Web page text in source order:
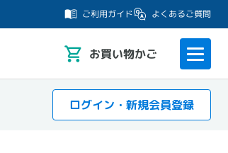
ご利用ガイド よくあるご質問
お買い物かご
ログイン・新規会員登録